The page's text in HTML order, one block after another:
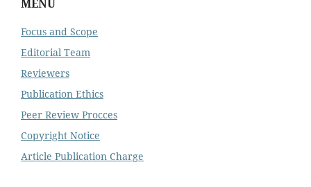
MENU
Focus and Scope
Editorial Team
Reviewers
Publication Ethics
Peer Review Procces
Copyright Notice
Article Publication Charge